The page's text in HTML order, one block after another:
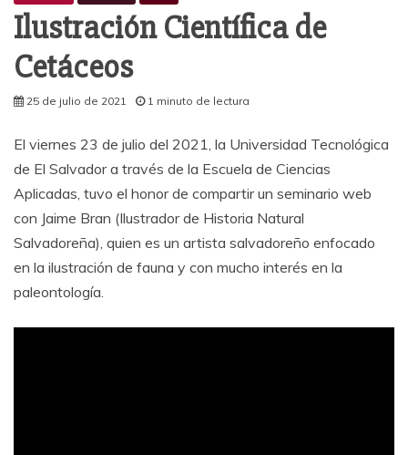
Ilustración Científica de
Cetáceos
25 de julio de 2021 1 minuto de lectura
El viernes 23 de julio del 2021, la Universidad Tecnológica
de El Salvador a través de la Escuela de Ciencias
Aplicadas, tuvo el honor de compartir un seminario web
con Jaime Bran (Ilustrador de Historia Natural
Salvadoreña), quien es un artista salvadoreño enfocado
en la ilustración de fauna y con mucho interés en la
paleontología.